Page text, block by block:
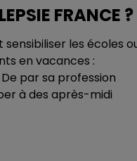
FRANCE ?
les écoles
en vacances :
par sa profession
à des après-midi